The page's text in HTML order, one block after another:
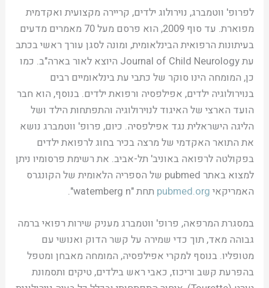
לפרופ' ווטמברג, נוירולוג ילדים, קריירה מקצועית ואקדמית
מפוארת. עד סוף 2009, הוא פרסם מעל 70 מאמרים מדעים
בעיתונות הרפואית הבינלאומית, ומונה לסגן עורך ראשי בכתב
עת Journal of Child Neurology היוצא לאור בארה"ב. כמו
כן, המומחה הינו סוקר של כתבי עת בינלאומיים רבים
בנוירולוגיה ילדים, אפילפסיה ורפואת ילדים. בנוסף, הוא חבר
הועד הארצי של האיגוד לנוירולוגיה והתפתחות הילד ושל
הליגה הישראלית נגד אפילפסיה. כיום, פרופ' ווטמברג נושא
את התואר האקדמי של מרצה בכיר בחוג לרפואת ילדים
בפקולטה לרפואה באוניב' תל-אביב. את רשימת פרסומיו ניתן
למצוא באתר pubmed של הספריה הלאומית של הקונגרס
האמריקאי pubmed.org תחת "watemberg n".
במסגרת המרפאה, פרופ' ווטמברג מעניק שירות רפואי ברמה
גבוהה מאד, תוך כדי שמירה על קשר הדוק ואנושי עם
מטופליו. בנוסף למקרי אפילפסיה, המומחה מאבחן ומטפל
בהפרעת קשב וריכוז, כאבי ראש בילדים, טיקים ותסמונת